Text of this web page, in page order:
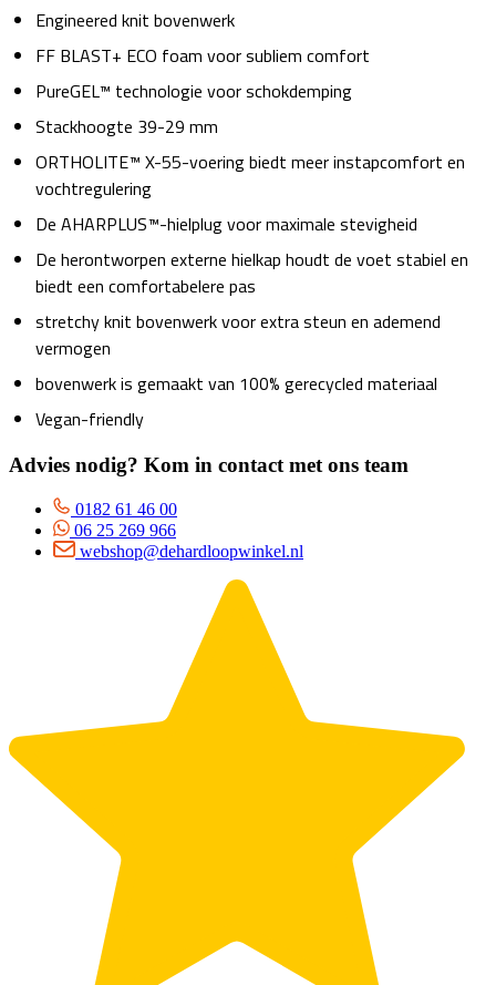
Engineered knit bovenwerk
FF BLAST+ ECO foam voor subliem comfort
PureGEL™ technologie voor schokdemping
Stackhoogte 39-29 mm
ORTHOLITE™ X-55-voering biedt meer instapcomfort en
vochtregulering
De AHARPLUS™-hielplug voor maximale stevigheid
De herontworpen externe hielkap houdt de voet stabiel en
biedt een comfortabelere pas
stretchy knit bovenwerk voor extra steun en ademend
vermogen
bovenwerk is gemaakt van 100% gerecycled materiaal
Vegan-friendly
Advies nodig? Kom in contact met ons team
0182 61 46 00
06 25 269 966
webshop@dehardloopwinkel.nl